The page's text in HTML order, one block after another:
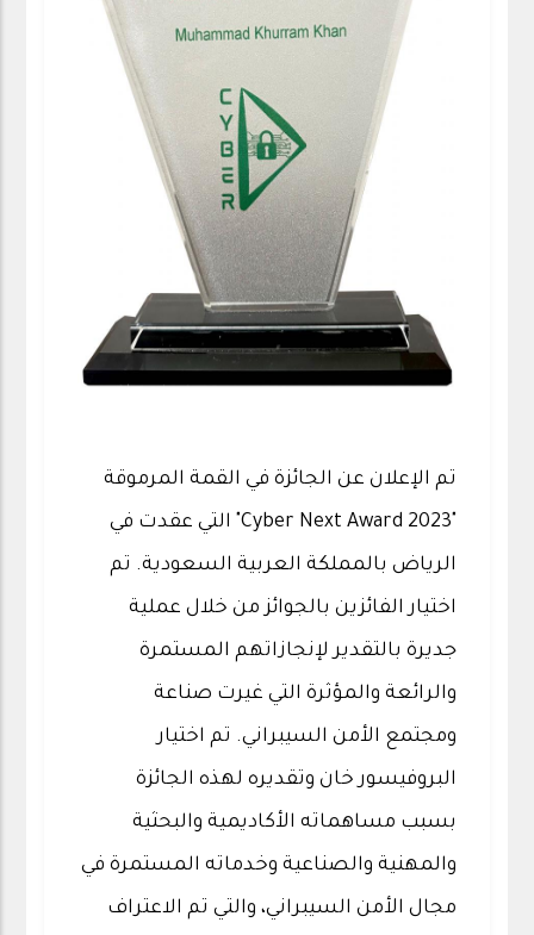
تم الإعلان عن الجائزة في القمة المرموقة
"Cyber Next Award 2023" التي عقدت في
الرياض بالمملكة العربية السعودية. تم
اختيار الفائزين بالجوائز من خلال عملية
جديرة بالتقدير لإنجازاتهم المستمرة
والرائعة والمؤثرة التي غيرت صناعة
ومجتمع الأمن السيبراني. تم اختيار
البروفيسور خان وتقديره لهذه الجائزة
بسبب مساهماته الأكاديمية والبحثية
والمهنية والصناعية وخدماته المستمرة في
مجال الأمن السيبراني، والتي تم الاعتراف